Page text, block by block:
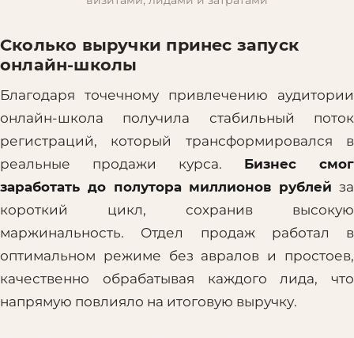
Сколько выручки принес запуск
онлайн-школы
Благодаря точечному привлечению аудитории
онлайн-школа получила стабильный поток
регистраций, который трансформировался в
реальные продажи курса. Бизнес смог
заработать до полутора миллионов рублей за
короткий цикл, сохранив высокую
маржинальность. Отдел продаж работал в
оптимальном режиме без авралов и простоев,
качественно обрабатывая каждого лида, что
напрямую повлияло на итоговую выручку.